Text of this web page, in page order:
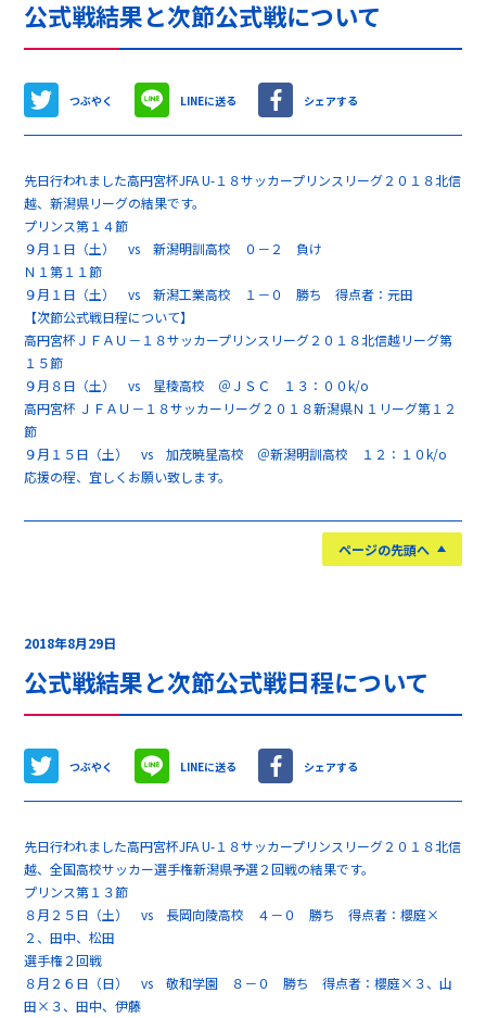
公式戦結果と次節公式戦について
つぶやく LINEに送る シェアする
先日行われました高円宮杯JFA U-１８サッカープリンスリーグ２０１８北信
越、新潟県リーグの結果です。
プリンス第１４節
９月１日（土） vs 新潟明訓高校 ０－２ 負け
Ｎ１第１１節
９月１日（土） vs 新潟工業高校 １－０ 勝ち 得点者：元田
【次節公式戦日程について】
高円宮杯ＪＦＡＵ－１８サッカープリンスリーグ２０１８北信越リーグ第
１５節
９月８日（土） vs 星稜高校 ＠ＪＳＣ １３：００k/o
高円宮杯 ＪＦＡＵ－１８サッカーリーグ２０１８新潟県Ｎ１リーグ第１２
節
９月１５日（土） vs 加茂暁星高校 ＠新潟明訓高校 １２：１０k/o
応援の程、宜しくお願い致します。
ページの先頭へ
2018年8月29日
公式戦結果と次節公式戦日程について
つぶやく LINEに送る シェアする
先日行われました高円宮杯JFA U-１８サッカープリンスリーグ２０１８北信
越、全国高校サッカー選手権新潟県予選２回戦の結果です。
プリンス第１３節
８月２５日（土） vs 長岡向陵高校 ４－０ 勝ち 得点者：櫻庭×
２、田中、松田
選手権２回戦
８月２６日（日） vs 敬和学園 ８－０ 勝ち 得点者：櫻庭×３、山
田×３、田中、伊藤